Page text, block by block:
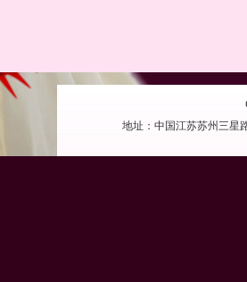
地址：中国江苏苏州三